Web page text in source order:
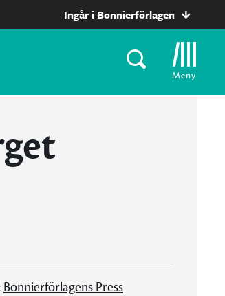
Ingår i Bonnierförlagen
Meny
Bonnierförlagens Press